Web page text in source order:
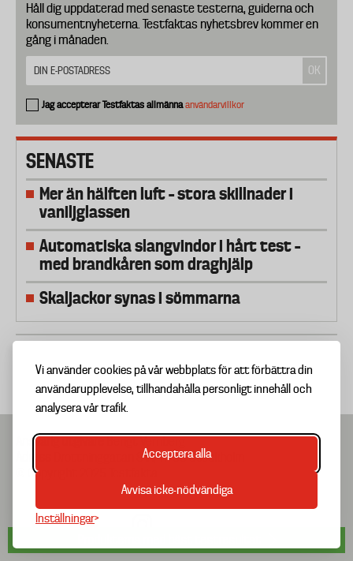
Vi använder cookies på vår webbplats för att förbättra din
användarupplevelse, tillhandahålla personligt innehåll och
analysera vår trafik.
Acceptera alla
Avvisa icke-nödvändiga
Inställningar
Håll dig uppdaterad med senaste testerna, guiderna och
konsumentnyheterna. Testfaktas nyhetsbrev kommer en
gång i månaden.
Jag accepterar Testfaktas allmännaanvändarvillkor
SENASTE
Mer än hälften luft – stora skillnader i
vaniljglassen
Automatiska slangvindor i hårt test –
med brandkåren som draghjälp
Skaljackor synas i sömmarna
Ansvarig utgivare
Drottninggatan 81A, 111 60 Stockholm
© Copyright 2025 Testfakta